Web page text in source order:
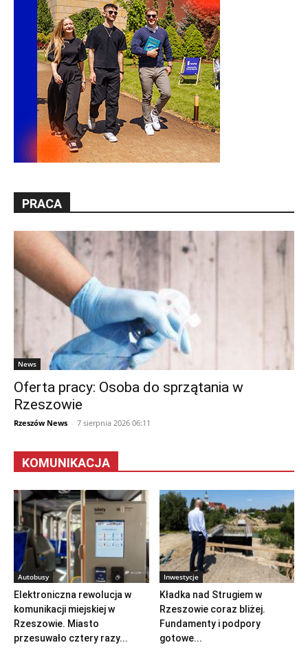
PRACA
News
Oferta pracy: Osoba do sprzątania w
Rzeszowie
Rzeszów News - 7 sierpnia 2026 06:11
KOMUNIKACJA
Autobusy
Elektroniczna rewolucja w
komunikacji miejskiej w
Rzeszowie. Miasto
przesuwało cztery razy...
Inwestycje
Kładka nad Strugiem w
Rzeszowie coraz bliżej.
Fundamenty i podpory
gotowe...